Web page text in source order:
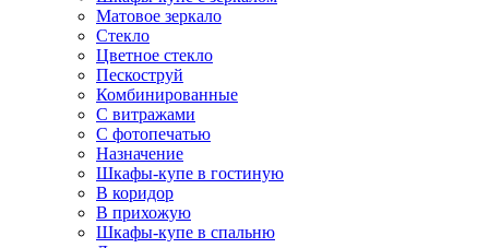
Матовое зеркало
Стекло
Цветное стекло
Пескоструй
Комбинированные
С витражами
С фотопечатью
Назначение
Шкафы-купе в гостиную
В коридор
В прихожую
Шкафы-купе в спальню